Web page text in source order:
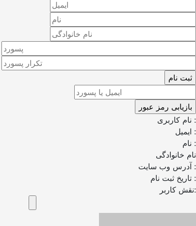
نام کاربری :
ایمیل :
نام :
نام خانوادگی
آدرس وب سایت :
تاریخ ثبت نام :
نقش کاربر: